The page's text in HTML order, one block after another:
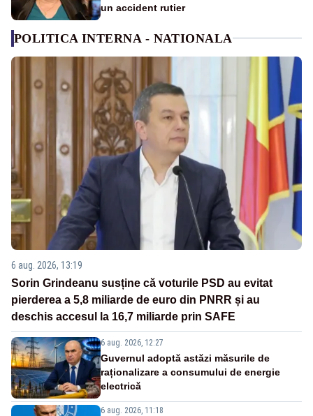
un accident rutier
POLITICA INTERNA - NATIONALA
6 aug. 2026, 13:19
Sorin Grindeanu susține că voturile PSD au evitat
pierderea a 5,8 miliarde de euro din PNRR și au
deschis accesul la 16,7 miliarde prin SAFE
6 aug. 2026, 12:27
Guvernul adoptă astăzi măsurile de
raționalizare a consumului de energie
electrică
6 aug. 2026, 11:18